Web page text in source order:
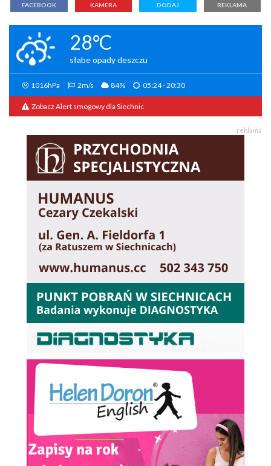
FACEBOOK KAMERA DODAJ REKLAMA
28°C
słabe opady deszczu
1016hPa 2m/s 84% 05:24 - 20:30
Zobacz Alert smogowy dla Siechnic
reklama